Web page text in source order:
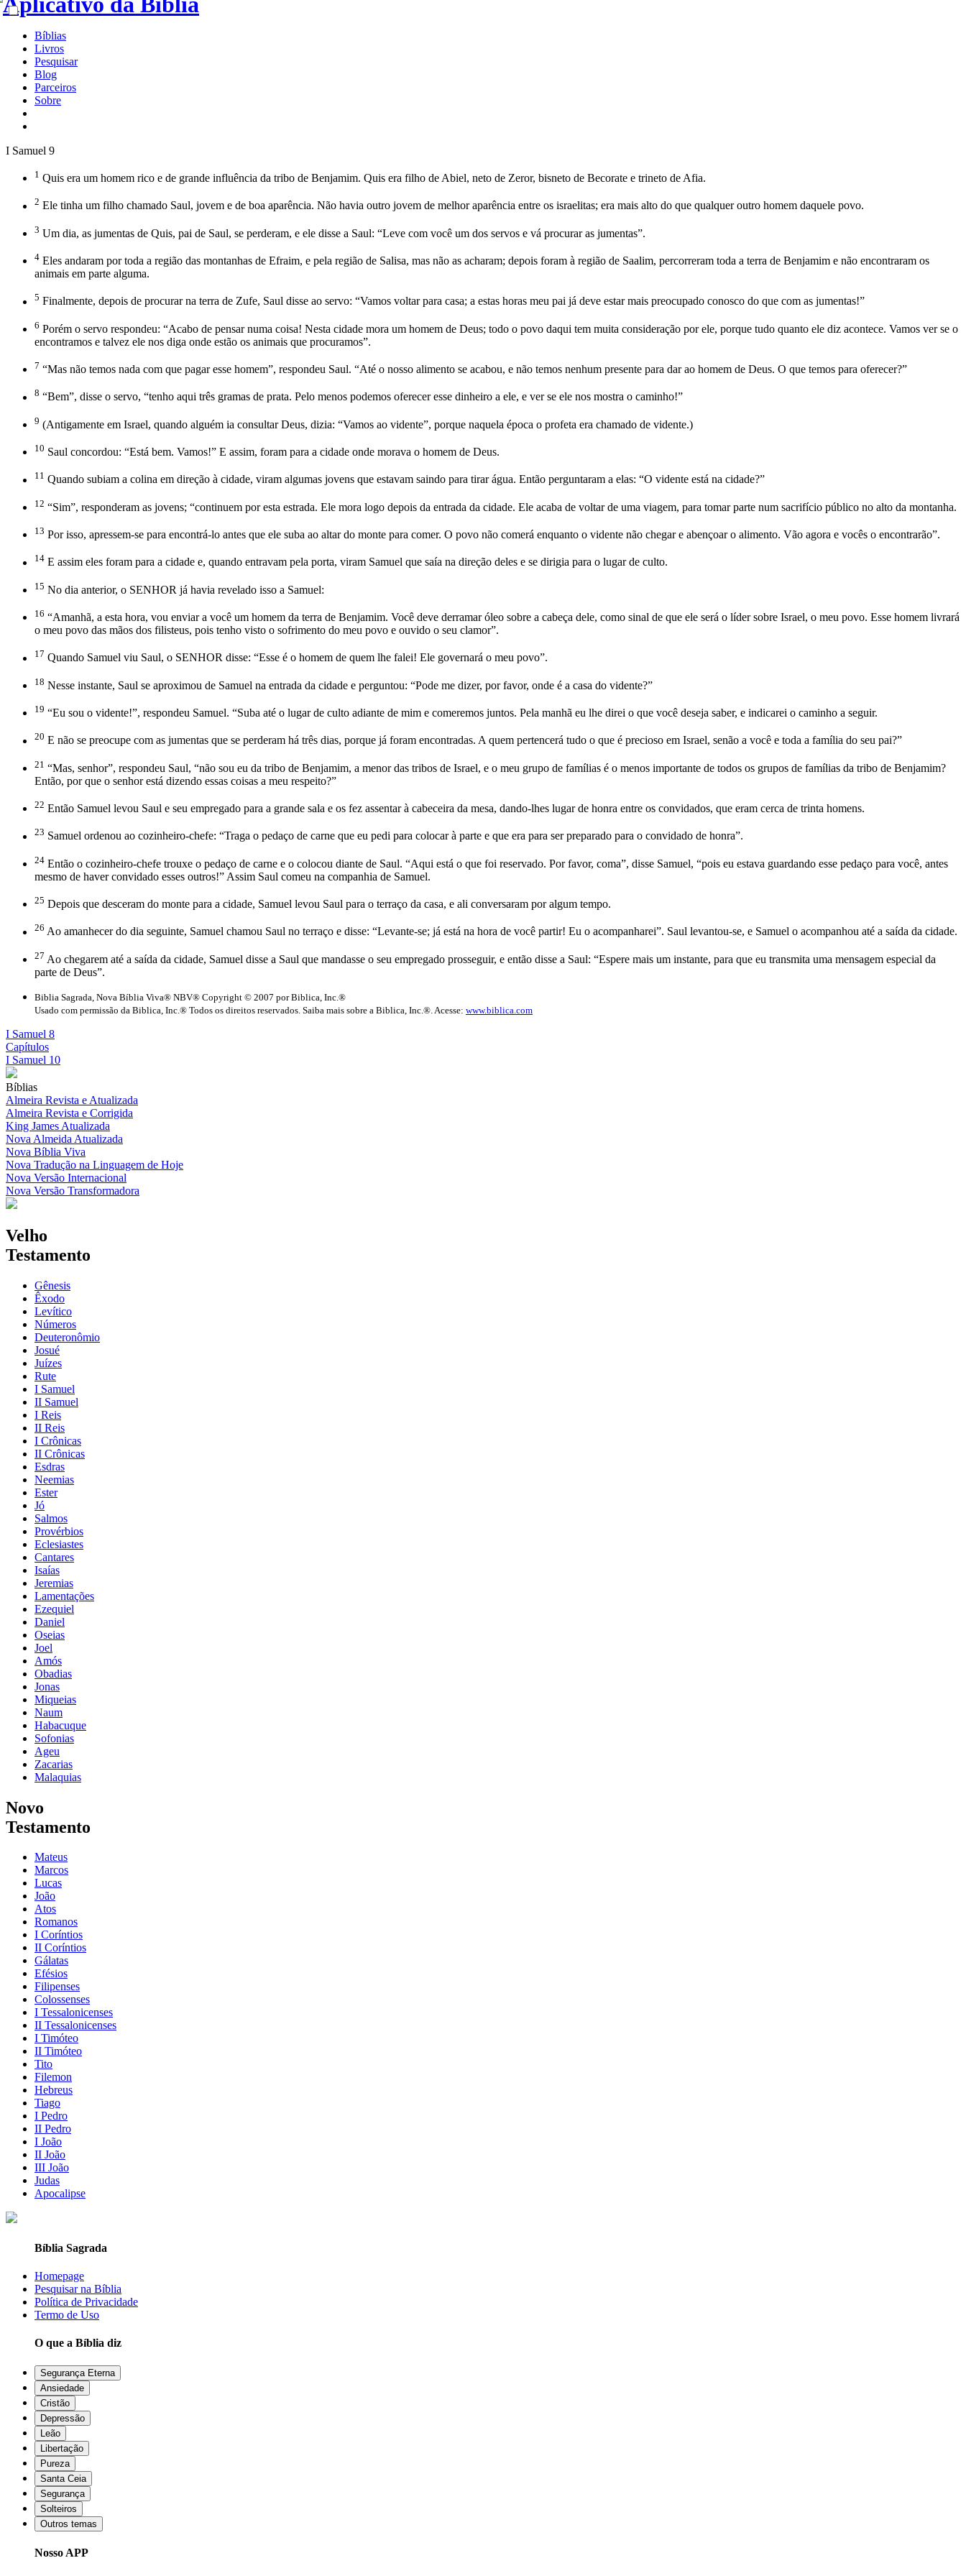
Bíblias
Livros
Pesquisar
Blog
Parceiros
Sobre
I Samuel 9
1 Quis era um homem rico e de grande influência da tribo de Benjamim. Quis era filho de Abiel, neto de Zeror, bisneto de Becorate e trineto de Afia.
2 Ele tinha um filho chamado Saul, jovem e de boa aparência. Não havia outro jovem de melhor aparência entre os israelitas; era mais alto do que qualquer outro homem daquele povo.
3 Um dia, as jumentas de Quis, pai de Saul, se perderam, e ele disse a Saul: “Leve com você um dos servos e vá procurar as jumentas”.
4 Eles andaram por toda a região das montanhas de Efraim, e pela região de Salisa, mas não as acharam; depois foram à região de Saalim, percorreram toda a terra de Benjamim e não encontraram os
animais em parte alguma.
5 Finalmente, depois de procurar na terra de Zufe, Saul disse ao servo: “Vamos voltar para casa; a estas horas meu pai já deve estar mais preocupado conosco do que com as jumentas!”
6 Porém o servo respondeu: “Acabo de pensar numa coisa! Nesta cidade mora um homem de Deus; todo o povo daqui tem muita consideração por ele, porque tudo quanto ele diz acontece. Vamos ver se o
encontramos e talvez ele nos diga onde estão os animais que procuramos”.
7 “Mas não temos nada com que pagar esse homem”, respondeu Saul. “Até o nosso alimento se acabou, e não temos nenhum presente para dar ao homem de Deus. O que temos para oferecer?”
8 “Bem”, disse o servo, “tenho aqui três gramas de prata. Pelo menos podemos oferecer esse dinheiro a ele, e ver se ele nos mostra o caminho!”
9 (Antigamente em Israel, quando alguém ia consultar Deus, dizia: “Vamos ao vidente”, porque naquela época o profeta era chamado de vidente.)
10 Saul concordou: “Está bem. Vamos!” E assim, foram para a cidade onde morava o homem de Deus.
11 Quando subiam a colina em direção à cidade, viram algumas jovens que estavam saindo para tirar água. Então perguntaram a elas: “O vidente está na cidade?”
12 “Sim”, responderam as jovens; “continuem por esta estrada. Ele mora logo depois da entrada da cidade. Ele acaba de voltar de uma viagem, para tomar parte num sacrifício público no alto da montanha.
13 Por isso, apressem-se para encontrá-lo antes que ele suba ao altar do monte para comer. O povo não comerá enquanto o vidente não chegar e abençoar o alimento. Vão agora e vocês o encontrarão”.
14 E assim eles foram para a cidade e, quando entravam pela porta, viram Samuel que saía na direção deles e se dirigia para o lugar de culto.
15 No dia anterior, o SENHOR já havia revelado isso a Samuel:
16 “Amanhã, a esta hora, vou enviar a você um homem da terra de Benjamim. Você deve derramar óleo sobre a cabeça dele, como sinal de que ele será o líder sobre Israel, o meu povo. Esse homem livrará
o meu povo das mãos dos filisteus, pois tenho visto o sofrimento do meu povo e ouvido o seu clamor”.
17 Quando Samuel viu Saul, o SENHOR disse: “Esse é o homem de quem lhe falei! Ele governará o meu povo”.
18 Nesse instante, Saul se aproximou de Samuel na entrada da cidade e perguntou: “Pode me dizer, por favor, onde é a casa do vidente?”
19 “Eu sou o vidente!”, respondeu Samuel. “Suba até o lugar de culto adiante de mim e comeremos juntos. Pela manhã eu lhe direi o que você deseja saber, e indicarei o caminho a seguir.
20 E não se preocupe com as jumentas que se perderam há três dias, porque já foram encontradas. A quem pertencerá tudo o que é precioso em Israel, senão a você e toda a família do seu pai?”
21 “Mas, senhor”, respondeu Saul, “não sou eu da tribo de Benjamim, a menor das tribos de Israel, e o meu grupo de famílias é o menos importante de todos os grupos de famílias da tribo de Benjamim?
Então, por que o senhor está dizendo essas coisas a meu respeito?”
22 Então Samuel levou Saul e seu empregado para a grande sala e os fez assentar à cabeceira da mesa, dando-lhes lugar de honra entre os convidados, que eram cerca de trinta homens.
23 Samuel ordenou ao cozinheiro-chefe: “Traga o pedaço de carne que eu pedi para colocar à parte e que era para ser preparado para o convidado de honra”.
24 Então o cozinheiro-chefe trouxe o pedaço de carne e o colocou diante de Saul. “Aqui está o que foi reservado. Por favor, coma”, disse Samuel, “pois eu estava guardando esse pedaço para você, antes
mesmo de haver convidado esses outros!” Assim Saul comeu na companhia de Samuel.
25 Depois que desceram do monte para a cidade, Samuel levou Saul para o terraço da casa, e ali conversaram por algum tempo.
26 Ao amanhecer do dia seguinte, Samuel chamou Saul no terraço e disse: “Levante-se; já está na hora de você partir! Eu o acompanharei”. Saul levantou-se, e Samuel o acompanhou até a saída da cidade.
27 Ao chegarem até a saída da cidade, Samuel disse a Saul que mandasse o seu empregado prosseguir, e então disse a Saul: “Espere mais um instante, para que eu transmita uma mensagem especial da
parte de Deus”.
Biblia Sagrada, Nova Bíblia Viva® NBV® Copyright © 2007 por Biblica, Inc.®
Usado com permissão da Biblica, Inc.® Todos os direitos reservados. Saiba mais sobre a Biblica, Inc.®. Acesse: www.biblica.com
I Samuel 8
Capítulos
I Samuel 10
Bíblias
Almeira Revista e Atualizada
Almeira Revista e Corrigida
King James Atualizada
Nova Almeida Atualizada
Nova Bíblia Viva
Nova Tradução na Linguagem de Hoje
Nova Versão Internacional
Nova Versão Transformadora
Velho
Testamento
Gênesis
Êxodo
Levítico
Números
Deuteronômio
Josué
Juízes
Rute
I Samuel
II Samuel
I Reis
II Reis
I Crônicas
II Crônicas
Esdras
Neemias
Ester
Jó
Salmos
Provérbios
Eclesiastes
Cantares
Isaías
Jeremias
Lamentações
Ezequiel
Daniel
Oseias
Joel
Amós
Obadias
Jonas
Miqueias
Naum
Habacuque
Sofonias
Ageu
Zacarias
Malaquias
Novo
Testamento
Mateus
Marcos
Lucas
João
Atos
Romanos
I Coríntios
II Coríntios
Gálatas
Efésios
Filipenses
Colossenses
I Tessalonicenses
II Tessalonicenses
I Timóteo
II Timóteo
Tito
Filemon
Hebreus
Tiago
I Pedro
II Pedro
I João
II João
III João
Judas
Apocalipse
Bíblia Sagrada
Homepage
Pesquisar na Bíblia
Política de Privacidade
Termo de Uso
O que a Bíblia diz
Segurança Eterna
Ansiedade
Cristão
Depressão
Leão
Libertação
Pureza
Santa Ceia
Segurança
Solteiros
Outros temas
Nosso APP